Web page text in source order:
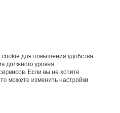
для повышения удобства
должного уровня
Если вы не хотите
можете изменить настройки